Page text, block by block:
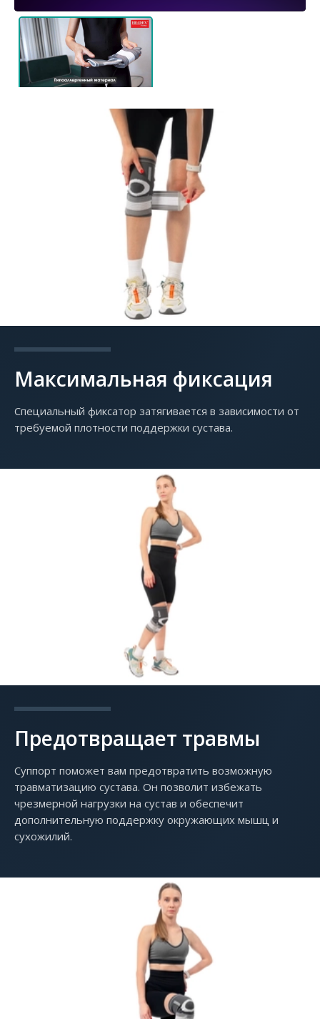
Максимальная фиксация
Специальный фиксатор затягивается в зависимости от
требуемой плотности поддержки сустава.
Предотвращает травмы
Суппорт поможет вам предотвратить возможную
травматизацию сустава. Он позволит избежать
чрезмерной нагрузки на сустав и обеспечит
дополнительную поддержку окружающих мышц и
сухожилий.